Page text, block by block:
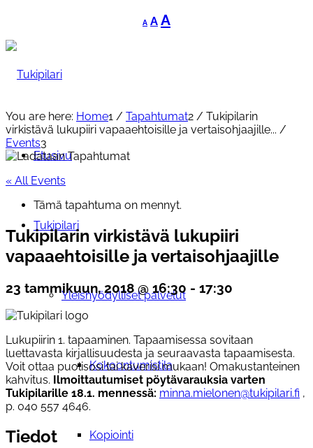
A
Decrease
font
A Reset
font
AIncrease
Etusivu
Tukipilari
Yleishyödylliset palvelut
Kokoontumistila
Kopiointi
You are here: Home1 / Tapahtumat2 / Tukipilarin
virkistävä lukupiiri vapaaehtoisille ja vertaisohjaajille... /
Events3
« All Events
Tämä tapahtuma on mennyt.
Tukipilarin virkistävä lukupiiri
vapaaehtoisille ja vertaisohjaajille
23 tammikuun, 2018 @ 16:30 - 17:30
Lukupiirin 1. tapaaminen. Tapaamisessa sovitaan
luettavasta kirjallisuudesta ja seuraavasta tapaamisesta.
Voit ottaa puolisosi tai kaverisi mukaan! Omakustanteinen
kahvitus. Ilmoittautumiset pöytävarauksia varten
Tukipilarille 18.1. mennessä: minna.mielonen@tukipilari.fi ,
p. 040 557 4646.
Tiedot